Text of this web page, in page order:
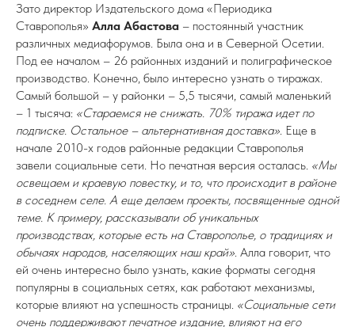
Зато директор Издательского дома «Периодика
Ставрополья» Алла Абастова – постоянный участник
различных медиафорумов. Была она и в Северной Осетии.
Под ее началом – 26 районных изданий и полиграфическое
производство. Конечно, было интересно узнать о тиражах.
Самый большой – у районки – 5,5 тысячи, самый маленький
– 1 тысяча: «Стараемся не снижать. 70% тиража идет по
подписке. Остальное – альтернативная доставка». Еще в
начале 2010-х годов районные редакции Ставрополья
завели социальные сети. Но печатная версия осталась. «Мы
освещаем и краевую повестку, и то, что происходит в районе
в соседнем селе. А еще делаем проекты, посвященные одной
теме. К примеру, рассказывали об уникальных
производствах, которые есть на Ставрополье, о традициях и
обычаях народов, населяющих наш край». Алла говорит, что
ей очень интересно было узнать, какие форматы сегодня
популярны в социальных сетях, как работают механизмы,
которые влияют на успешность страницы. «Социальные сети
очень поддерживают печатное издание, влияют на его